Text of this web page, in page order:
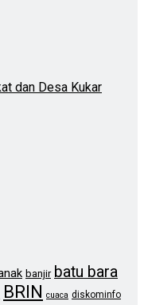
dan Desa Kukar
banjir batu bara
BRIN cuaca diskominfo